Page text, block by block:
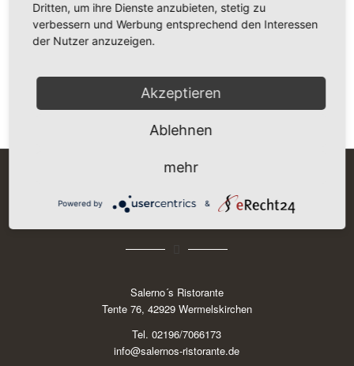
Es konnte leider nichts
gefunden werden
Entschuldigung, aber kein Eintrag erfüllt Deine Suchkriterien
Salerno´s Ristorante
Tente 76, 42929 Wermelskirchen
Tel. 02196/7066173
info@salernos-ristorante.de
Dritten, um ihre Dienste anzubieten, stetig zu
verbessern und Werbung entsprechend den Interessen
der Nutzer anzuzeigen.
Akzeptieren
Ablehnen
mehr
Powered by &